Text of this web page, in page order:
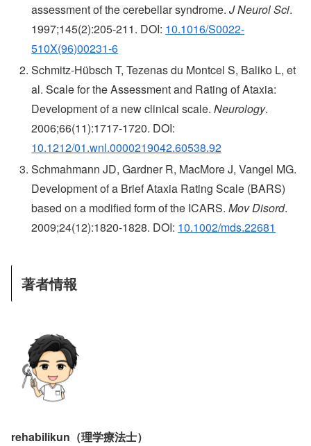
assessment of the cerebellar syndrome.J Neurol Sci.
1997;145(2):205-211. DOI: 10.1016/S0022-
510X(96)00231-6
Schmitz-Hübsch T, Tezenas du Montcel S, Baliko L, et
al. Scale for the Assessment and Rating of Ataxia:
Development of a new clinical scale.Neurology.
2006;66(11):1717-1720. DOI:
10.1212/01.wnl.0000219042.60538.92
Schmahmann JD, Gardner R, MacMore J, Vangel MG.
Development of a Brief Ataxia Rating Scale (BARS)
based on a modified form of the ICARS.Mov Disord.
2009;24(12):1820-1828. DOI: 10.1002/mds.22681
著者情報
rehabilikun（理学療法士）